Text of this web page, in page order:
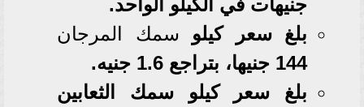
جنيهات في الكيلو الواحد.
بلغ سعر كيلو سمك
المرجان
144 جنيها، بتراجع 1.6 جنيه.
بلغ سعر كيلو سمك الثعابين